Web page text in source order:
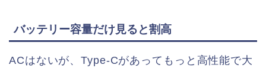
バッテリー容量だけ見ると割高
ACはないが、Type-Cがあってもっと高性能で大